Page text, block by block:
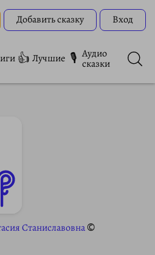
Добавить сказку Вход
👍 Лучшие 🎙 Аудио
сказки
Станиславовна©